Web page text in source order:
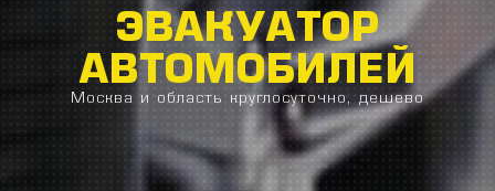
ЭВАКУАТОР
АВТОМОБИЛЕЙ
Москва и область круглосуточно, дешево